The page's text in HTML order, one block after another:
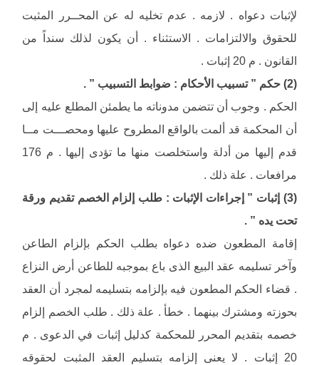
لإثبات دعواه . لازمه . عدم تخليه له عن المحــرر المثبت
للحقوق والالتزامات . الاستثناء . أن يكون لذلك سنداً من
القانون . م 20 إثبات .
(2) حكم ” تسبيب الأحكام : ضوابط التسبيب ” .
الحكم . وجوب أن تتضمن مدوناته ما يطمئن المطلع عليه إلى
أن المحكمة قد ألمت بالواقع المطروح عليها ومحصـــت مــا
قدم إليها من أدلة واستخلصت منها ما تؤدى إليها . م 176
مرافعات . علة ذلك .
(3) إثبات ” إجراءات الإثبات : طلب إلزام الخصم تقديم ورقة
تحت يده ” .
إقامة المطعون ضده دعواه بطلب الحكم بإلزام الطاعن
وآخر تسليمه عقد البيع الذى باع بموجبه للطاعن أرض النزاع
. قضاء الحكم المطعون فيه بإلزامه بتسليمه لمجرد أن العقد
بحوزته ومشترك بينهما . خطأ . علة ذلك . طلب الخصم إلزام
خصمه بتقديم المحرر للمحكمة كدليل إثبات في الدعوى . م
20 إثبات . لا يعنى إلزامه بتسليم العقد المثبت لحقوقه